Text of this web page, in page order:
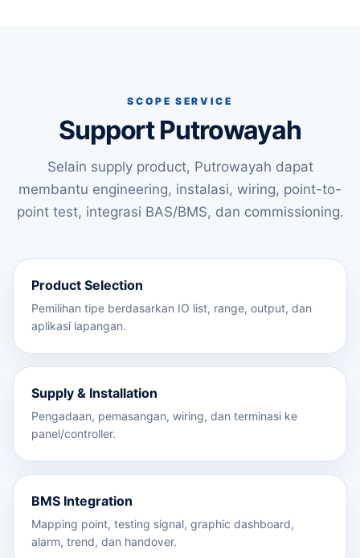
SCOPE SERVICE
Support Putrowayah
Selain supply product, Putrowayah dapat
membantu engineering, instalasi, wiring, point-to-
point test, integrasi BAS/BMS, dan commissioning.
Product Selection
Pemilihan tipe berdasarkan IO list, range, output, dan
aplikasi lapangan.
Supply & Installation
Pengadaan, pemasangan, wiring, dan terminasi ke
panel/controller.
BMS Integration
Mapping point, testing signal, graphic dashboard,
alarm, trend, dan handover.